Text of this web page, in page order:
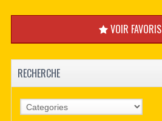
VOIR FAVORIS
RECHERCHE